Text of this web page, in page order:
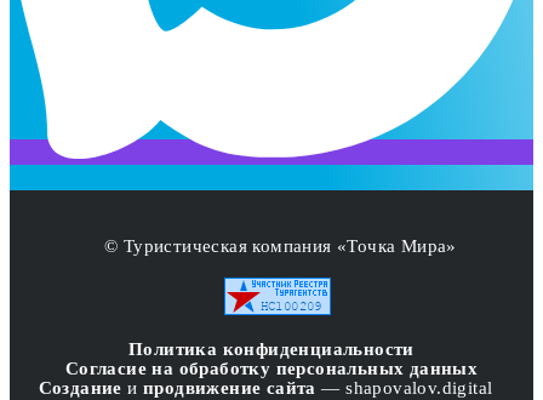
© Туристическая компания «Точка Мира»
Политика конфиденциальности
Согласие на обработку персональных данных
Создание ипродвижение сайта — shapovalov.digital